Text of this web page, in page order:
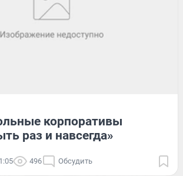
корпоративы
раз и навсегда»
496 Обсудить